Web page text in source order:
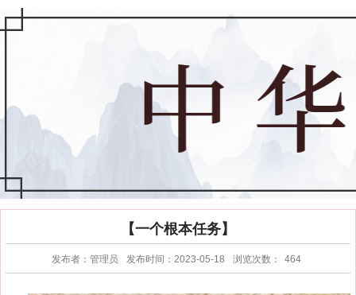
【一个根本任务】
发布者：管理员 发布时间：2023-05-18 浏览次数： 464